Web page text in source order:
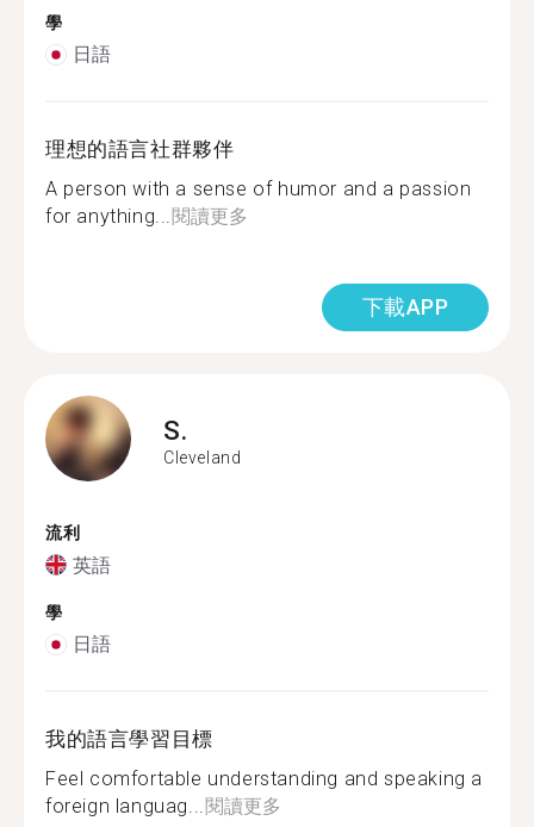
學
日語
理想的語言社群夥伴
A person with a sense of humor and a passion
for anything...閱讀更多
下載APP
S.
Cleveland
流利
英語
學
日語
我的語言學習目標
Feel comfortable understanding and speaking a
foreign languag...閱讀更多